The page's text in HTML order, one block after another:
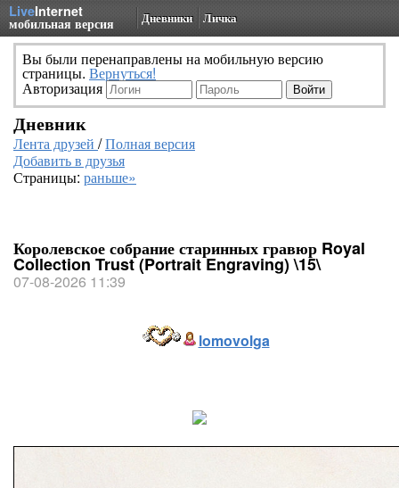
LiveInternet
мобильная версия Дневники Личка
Вы были перенаправлены на мобильную версию
страницы. Вернуться!
Авторизация
Дневник
Лента друзей /Полная версия
Добавить в друзья
Страницы: раньше»
Королевское собрание старинных гравюр Royal
Collection Trust (Portrait Engraving) \15\
07-08-2026 11:39
lomovolga